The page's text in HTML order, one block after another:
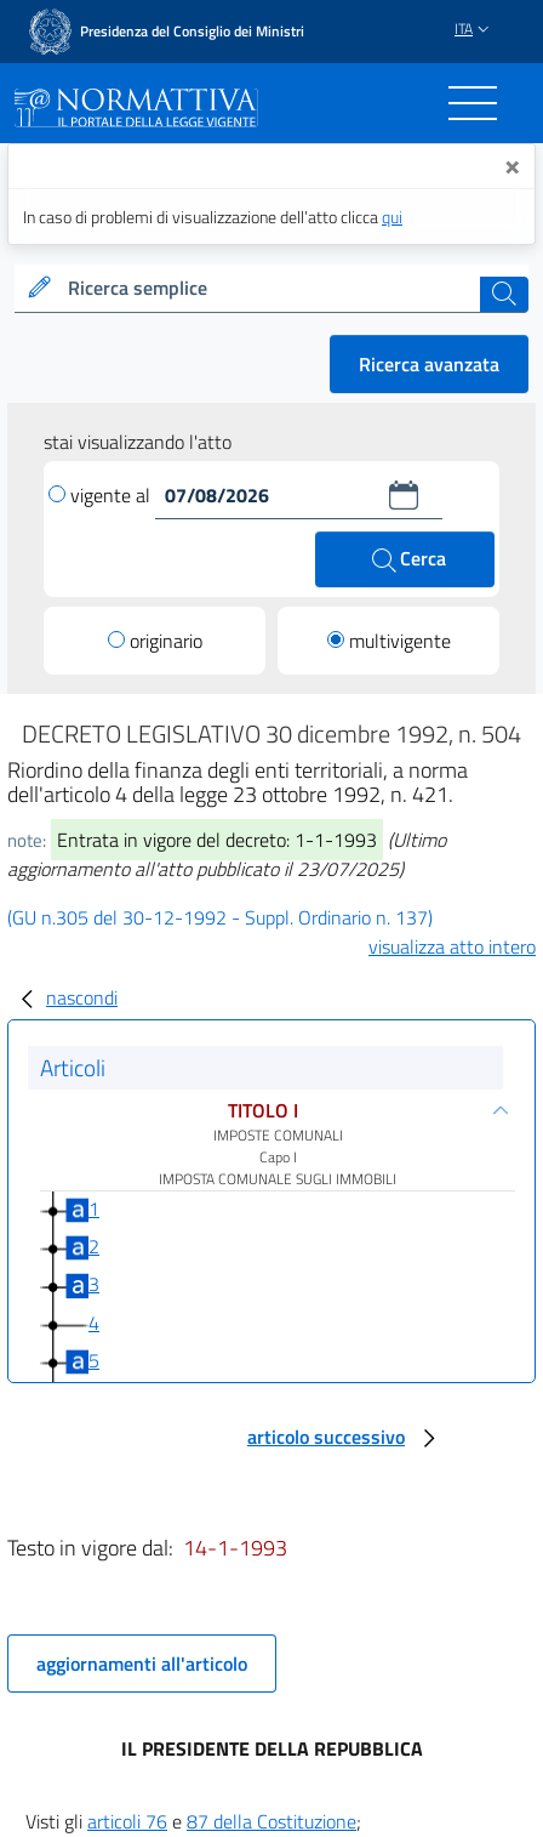
Presidenza del Consiglio dei Ministri ITA
Normattiva - Il portale ×
In caso di problemi di visualizzazione dell’atto cliccaqui
Ricerca semplice cerca
Ricerca avanzata
stai visualizzando l'atto
vigente al
Cerca
originario multivigente
DECRETO LEGISLATIVO 30 dicembre 1992, n. 504
Riordino della finanza degli enti territoriali, a norma
dell'articolo 4 della legge 23 ottobre 1992, n. 421.
note: Entrata in vigore del decreto: 1-1-1993 (Ultimo
aggiornamento all'atto pubblicato il 23/07/2025)
(GU n.305 del 30-12-1992 - Suppl. Ordinario n. 137)
visualizza atto intero
nascondi
Articoli
TITOLO I
IMPOSTE COMUNALI
Capo I
IMPOSTA COMUNALE SUGLI IMMOBILI
1
2
3
4
5
10
13
14
17
articolo successivo
Testo in vigore dal: 14-1-1993
aggiornamenti all'articolo
IL PRESIDENTE DELLA REPUBBLICA
Visti gliarticoli 76e87 della Costituzione;